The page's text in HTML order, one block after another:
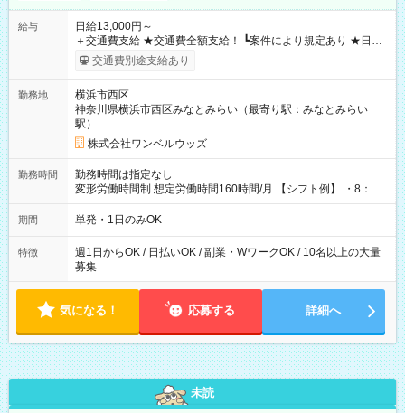
給与
日給13,000円～
＋交通費支給 ★交通費全額支給！ ┗案件により規定あり ★日払
いOK！（規定あり） ┗働いたその日に現金GET♪ お仕事後はコ
ンビニATMから 日払い分を引き落とせます！ 【試用期間】試
交通費別途支給あり
勤務地
横浜市西区
神奈川県横浜市西区みなとみらい（最寄り駅：みなとみらい
駅）
株式会社ワンベルウッズ
勤務時間
勤務時間は指定なし
変形労働時間制 想定労働時間160時間/月 【シフト例】 ・8：00
～21：00
期間 単発・1日のみOK
特徴
週1日からOK / 日払いOK / 副業・WワークOK / 10名以上の大量
募集
気になる！ 応募する 詳細へ
未読